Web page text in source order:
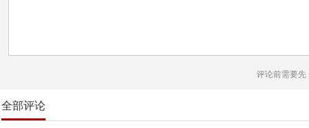
评论前需要先
全部评论